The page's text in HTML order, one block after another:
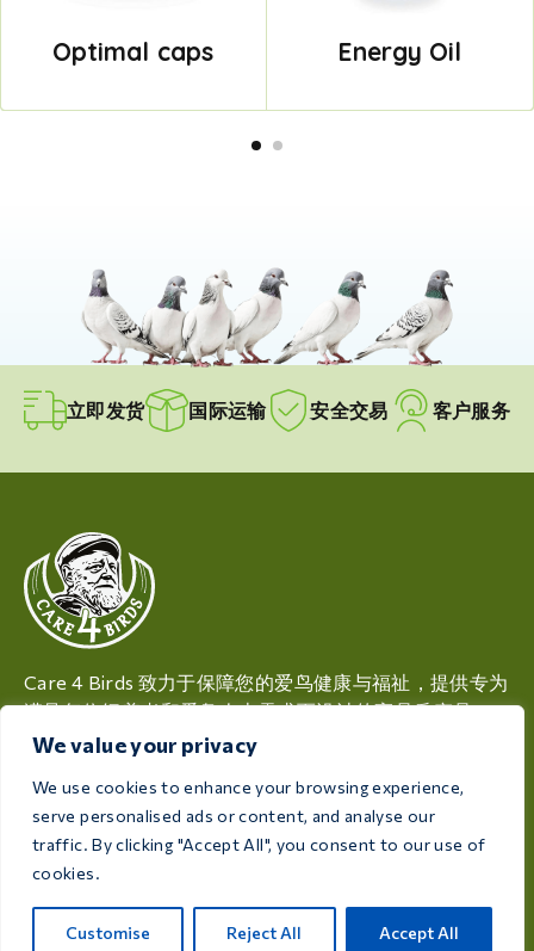
We value your privacy
We use cookies to enhance your browsing experience,
serve personalised ads or content, and analyse our
traffic. By clicking "Accept All", you consent to our use of
cookies.
Customise Reject All Accept All
Optimal caps Energy Oil
立即发货 国际运输 安全交易 客户服务
Care 4 Birds 致力于保障您的爱鸟健康与福祉，提供专为
满足每位饲养者和爱鸟人士需求而设计的高品质产品。
Rijksweg 28a, 7975 RT Uffelte, 荷兰
info@care4bird.nl
建议